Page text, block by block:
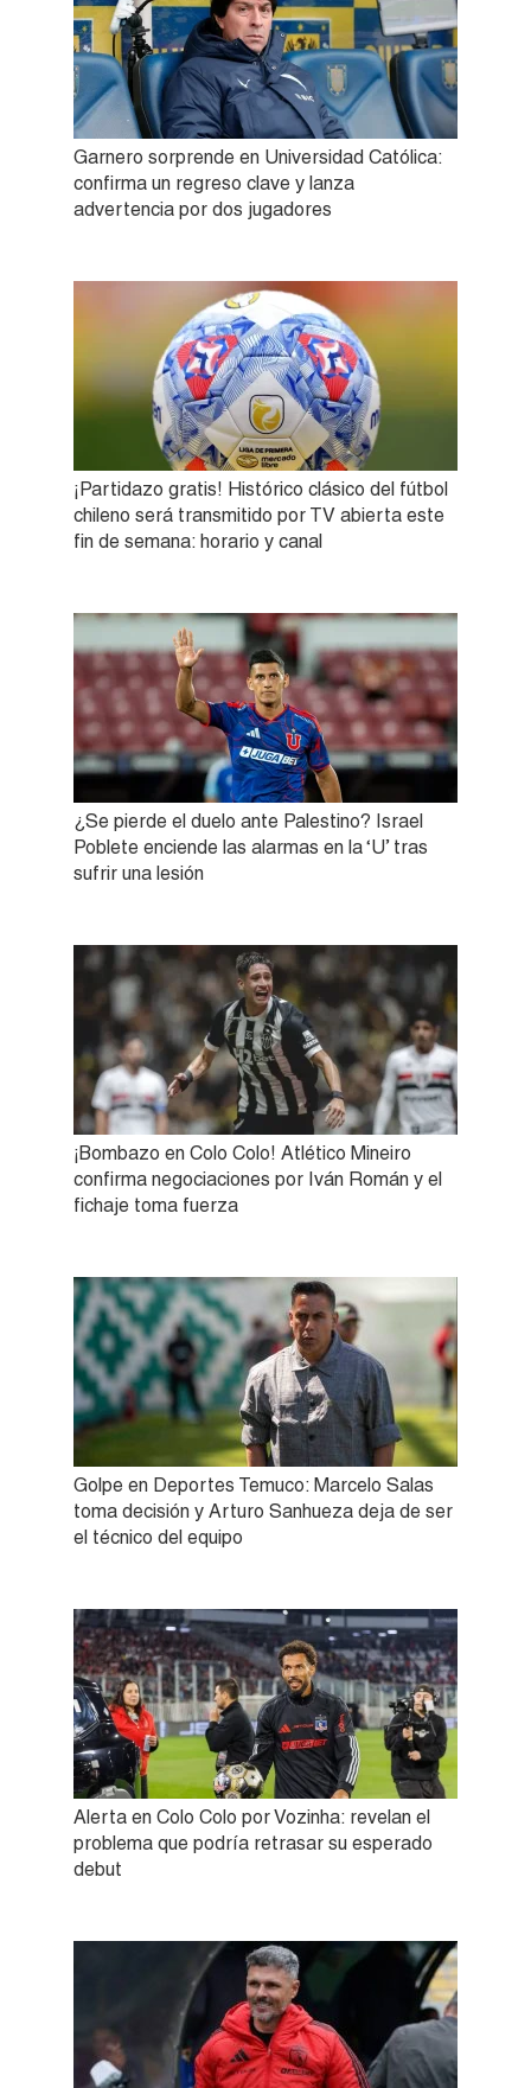
Garnero sorprende en Universidad Católica:
confirma un regreso clave y lanza
advertencia por dos jugadores
¡Partidazo gratis! Histórico clásico del fútbol
chileno será transmitido por TV abierta este
fin de semana: horario y canal
¿Se pierde el duelo ante Palestino? Israel
Poblete enciende las alarmas en la ‘U’ tras
sufrir una lesión
¡Bombazo en Colo Colo! Atlético Mineiro
confirma negociaciones por Iván Román y el
fichaje toma fuerza
Golpe en Deportes Temuco: Marcelo Salas
toma decisión y Arturo Sanhueza deja de ser
el técnico del equipo
Alerta en Colo Colo por Vozinha: revelan el
problema que podría retrasar su esperado
debut